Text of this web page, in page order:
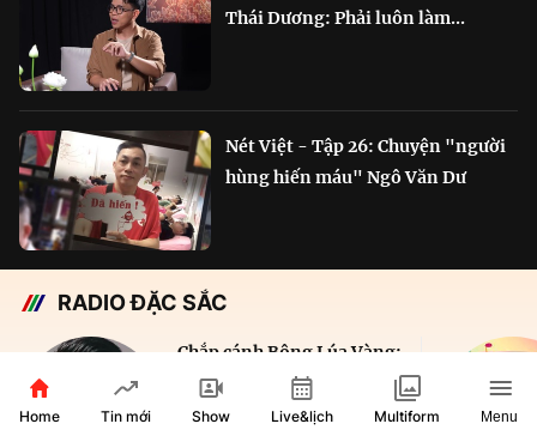
Thái Dương: Phải luôn làm...
Nét Việt - Tập 26: Chuyện "người
hùng hiến máu" Ngô Văn Dư
RADIO ĐẶC SẮC
Chắp cánh Bông Lúa Vàng:
Hành trình nỗ lực...
29 phút
Home Tin mới Show Live&lịch Multiform Menu